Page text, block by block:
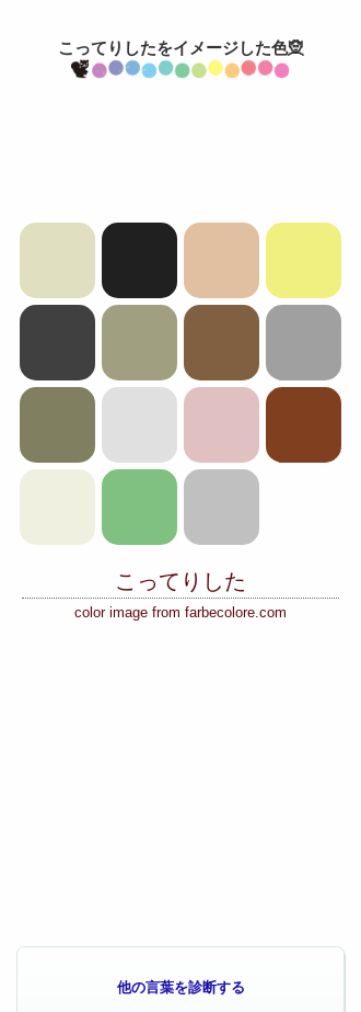
こってりしたをイメージした色🧝
こってりした
color image from farbecolore.com
他の言葉を診断する